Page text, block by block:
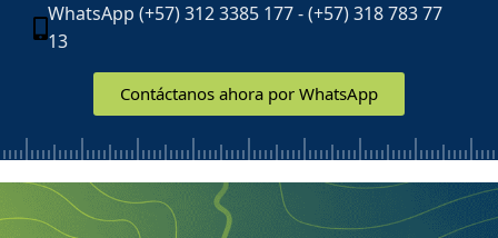
WhatsApp (+57) 312 3385 177 - (+57) 318 783 77
13
Contáctanos ahora por WhatsApp